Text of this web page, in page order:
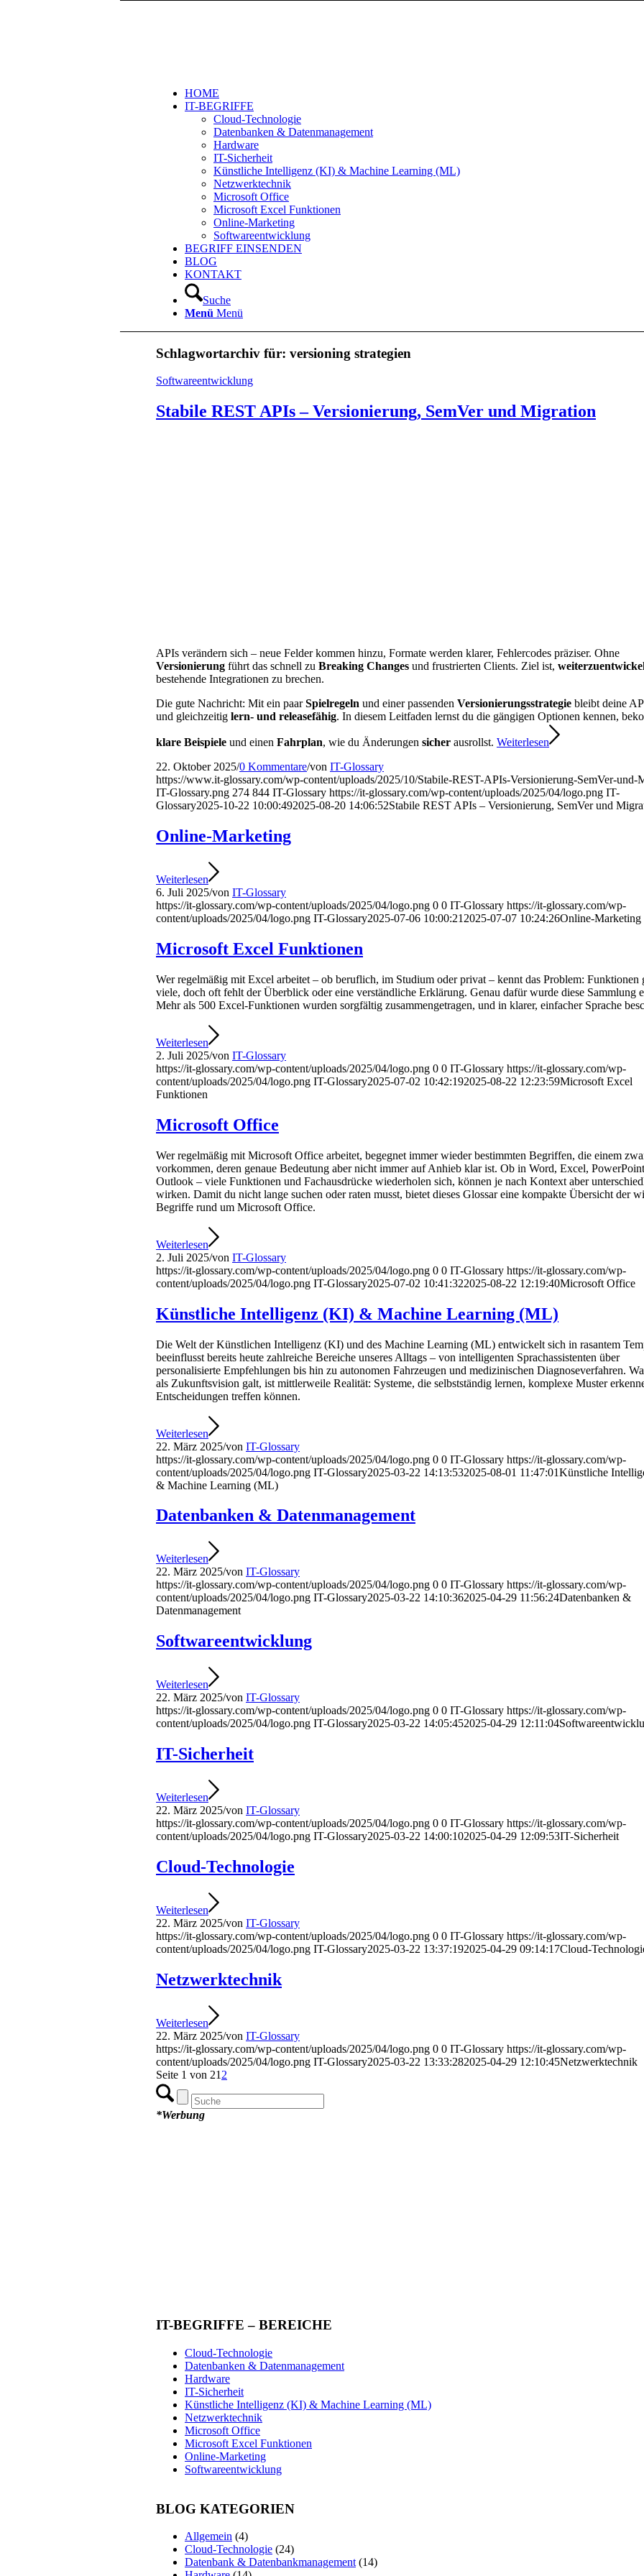
HOME
IT-BEGRIFFE
Cloud-Technologie
Datenbanken & Datenmanagement
Hardware
IT-Sicherheit
Künstliche Intelligenz (KI) & Machine Learning (ML)
Netzwerktechnik
Microsoft Office
Microsoft Excel Funktionen
Online-Marketing
Softwareentwicklung
BEGRIFF EINSENDEN
BLOG
KONTAKT
Suche
Menü Menü
Schlagwortarchiv für: versioning strategien
Softwareentwicklung
Stabile REST APIs – Versionierung, SemVer und Migration
APIs verändern sich – neue Felder kommen hinzu, Formate werden klarer, Fehlercodes präziser. Ohne
Versionierung führt das schnell zu Breaking Changes und frustrierten Clients. Ziel ist,
bestehende Integrationen zu brechen.
Die gute Nachricht: Mit ein paarSpielregeln und einer passenden Versionierungsstrategie bleibt deine
und gleichzeitig lern- und releasefähig. In diesem Leitfaden lernst du die gängigen Optionen kennen,
klare Beispiele und einen Fahrplan, wie du Änderungen sicher ausrollst. Weiterlesen
22. Oktober 2025/0 Kommentare/von IT-Glossary
https://www.it-glossary.com/wp-content/uploads/2025/10/Stabile-REST-APIs-Versionierung-SemVer-und-
IT-Glossary.png 274 844 IT-Glossary https://it-glossary.com/wp-content/uploads/2025/04/logo.png IT-
Glossary2025-10-22 10:00:492025-08-20 14:06:52Stabile REST APIs – Versionierung, SemVer und
Online-Marketing
Weiterlesen
6. Juli 2025/von IT-Glossary
https://it-glossary.com/wp-content/uploads/2025/04/logo.png 0 0 IT-Glossary https://it-glossary.com/wp-
content/uploads/2025/04/logo.png IT-Glossary2025-07-06 10:00:21 2025-07-07 10:24:26Online-Marketing
Microsoft Excel Funktionen
Wer regelmäßig mit Excel arbeitet – ob beruflich, im Studium oder privat – kennt das Problem: Funktionen
viele, doch oft fehlt der Überblick oder eine verständliche Erklärung. Genau dafür wurde diese Sammlung
Mehr als 500 Excel-Funktionen wurden sorgfältig zusammengetragen, und in klarer, einfacher Sprache
Weiterlesen
2. Juli 2025/von IT-Glossary
https://it-glossary.com/wp-content/uploads/2025/04/logo.png 0 0 IT-Glossary https://it-glossary.com/wp-
content/uploads/2025/04/logo.png IT-Glossary2025-07-02 10:42:192025-08-22 12:23:59Microsoft Excel
Funktionen
Microsoft Office
Wer regelmäßig mit Microsoft Office arbeitet, begegnet immer wieder bestimmten Begriffen, die einem
vorkommen, deren genaue Bedeutung aber nicht immer auf Anhieb klar ist. Ob in Word, Excel,
Outlook – viele Funktionen und Fachausdrücke wiederholen sich, können je nach Kontext aber
wirken. Damit du nicht lange suchen oder raten musst, bietet dieses Glossar eine kompakte Übersicht der
Begriffe rund um Microsoft Office.
Weiterlesen
2. Juli 2025/von IT-Glossary
https://it-glossary.com/wp-content/uploads/2025/04/logo.png 0 0 IT-Glossary https://it-glossary.com/wp-
content/uploads/2025/04/logo.png IT-Glossary2025-07-02 10:41:322025-08-22 12:19:40Microsoft Office
Künstliche Intelligenz (KI) & Machine Learning (ML)
Die Welt der Künstlichen Intelligenz (KI) und des Machine Learning (ML) entwickelt sich in rasantem
beeinflusst bereits heute zahlreiche Bereiche unseres Alltags – von intelligenten Sprachassistenten über
personalisierte Empfehlungen bis hin zu autonomen Fahrzeugen und medizinischen Diagnoseverfahren.
als Zukunftsvision galt, ist mittlerweile Realität: Systeme, die selbstständig lernen, komplexe Muster
Entscheidungen treffen können.
Weiterlesen
22. März 2025/von IT-Glossary
https://it-glossary.com/wp-content/uploads/2025/04/logo.png 0 0 IT-Glossary https://it-glossary.com/wp-
content/uploads/2025/04/logo.png IT-Glossary2025-03-22 14:13:532025-08-01 11:47:01Künstliche
& Machine Learning (ML)
Datenbanken & Datenmanagement
Weiterlesen
22. März 2025/von IT-Glossary
https://it-glossary.com/wp-content/uploads/2025/04/logo.png 0 0 IT-Glossary https://it-glossary.com/wp-
content/uploads/2025/04/logo.png IT-Glossary2025-03-22 14:10:362025-04-29 11:56:24Datenbanken &
Datenmanagement
Softwareentwicklung
Weiterlesen
22. März 2025/von IT-Glossary
https://it-glossary.com/wp-content/uploads/2025/04/logo.png 0 0 IT-Glossary https://it-glossary.com/wp-
content/uploads/2025/04/logo.png IT-Glossary2025-03-22 14:05:452025-04-29 12:11:04
IT-Sicherheit
Weiterlesen
22. März 2025/von IT-Glossary
https://it-glossary.com/wp-content/uploads/2025/04/logo.png 0 0 IT-Glossary https://it-glossary.com/wp-
content/uploads/2025/04/logo.png IT-Glossary2025-03-22 14:00:102025-04-29 12:09:53IT-Sicherheit
Cloud-Technologie
Weiterlesen
22. März 2025/von IT-Glossary
https://it-glossary.com/wp-content/uploads/2025/04/logo.png 0 0 IT-Glossary https://it-glossary.com/wp-
content/uploads/2025/04/logo.png IT-Glossary2025-03-22 13:37:192025-04-29 09:14:17Cloud-
Netzwerktechnik
Weiterlesen
22. März 2025/von IT-Glossary
https://it-glossary.com/wp-content/uploads/2025/04/logo.png 0 0 IT-Glossary https://it-glossary.com/wp-
content/uploads/2025/04/logo.png IT-Glossary2025-03-22 13:33:282025-04-29 12:10:45Netzwerktechnik
Seite 1 von 21 2
*Werbung
IT-BEGRIFFE – BEREICHE
Cloud-Technologie
Datenbanken & Datenmanagement
Hardware
IT-Sicherheit
Künstliche Intelligenz (KI) & Machine Learning (ML)
Netzwerktechnik
Microsoft Office
Microsoft Excel Funktionen
Online-Marketing
Softwareentwicklung
BLOG KATEGORIEN
Allgemein (4)
Cloud-Technologie (24)
Datenbank & Datenbankmanagement(14)